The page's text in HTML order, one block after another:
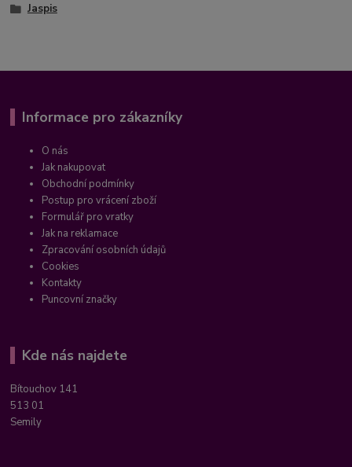
Jaspis
Informace pro zákazníky
O nás
Jak nakupovat
Obchodní podmínky
Postup pro vrácení zboží
Formulář pro vratky
Jak na reklamace
Zpracování osobních údajů
Cookies
Kontakty
Puncovní značky
Kde nás najdete
Bítouchov 141
513 01
Semily